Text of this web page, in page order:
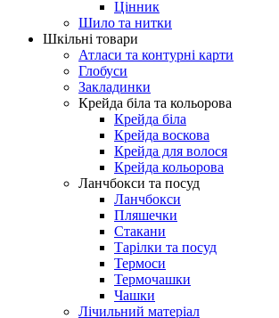
Цінник
Шило та нитки
Шкільні товари
Атласи та контурні карти
Глобуси
Закладинки
Крейда біла та кольорова
Крейда біла
Крейда воскова
Крейда для волося
Крейда кольорова
Ланчбокси та посуд
Ланчбокси
Пляшечки
Стакани
Тарілки та посуд
Термоси
Термочашки
Чашки
Лічильний матеріал